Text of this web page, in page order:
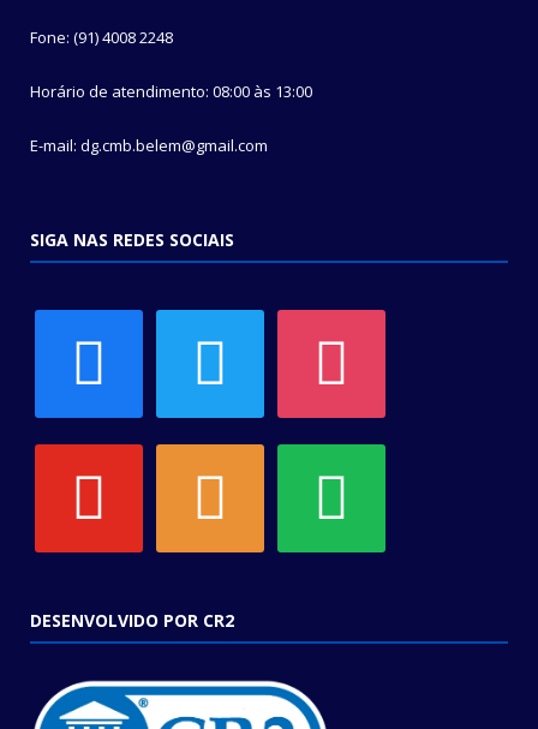
Fone: (91) 4008 2248
Horário de atendimento: 08:00 às 13:00
E-mail: dg.cmb.belem@gmail.com
SIGA NAS REDES SOCIAIS
DESENVOLVIDO POR CR2